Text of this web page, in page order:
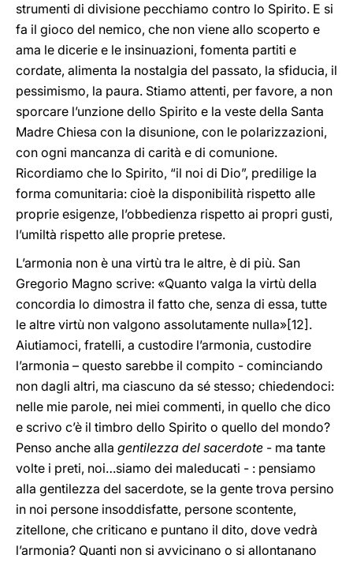
strumenti di divisione pecchiamo contro lo Spirito. E si
fa il gioco del nemico, che non viene allo scoperto e
ama le dicerie e le insinuazioni, fomenta partiti e
cordate, alimenta la nostalgia del passato, la sfiducia, il
pessimismo, la paura. Stiamo attenti, per favore, a non
sporcare l’unzione dello Spirito e la veste della Santa
Madre Chiesa con la disunione, con le polarizzazioni,
con ogni mancanza di carità e di comunione.
Ricordiamo che lo Spirito, “il noi di Dio”, predilige la
forma comunitaria: cioè la disponibilità rispetto alle
proprie esigenze, l’obbedienza rispetto ai propri gusti,
l’umiltà rispetto alle proprie pretese.
L’armonia non è una virtù tra le altre, è di più. San
Gregorio Magno scrive: «Quanto valga la virtù della
concordia lo dimostra il fatto che, senza di essa, tutte
le altre virtù non valgono assolutamente nulla»[12].
Aiutiamoci, fratelli, a custodire l’armonia, custodire
l’armonia – questo sarebbe il compito - cominciando
non dagli altri, ma ciascuno da sé stesso; chiedendoci:
nelle mie parole, nei miei commenti, in quello che dico
e scrivo c’è il timbro dello Spirito o quello del mondo?
Penso anche alla gentilezza del sacerdote - ma tante
volte i preti, noi…siamo dei maleducati - : pensiamo
alla gentilezza del sacerdote, se la gente trova persino
in noi persone insoddisfatte, persone scontente,
zitellone, che criticano e puntano il dito, dove vedrà
l’armonia? Quanti non si avvicinano o si allontanano